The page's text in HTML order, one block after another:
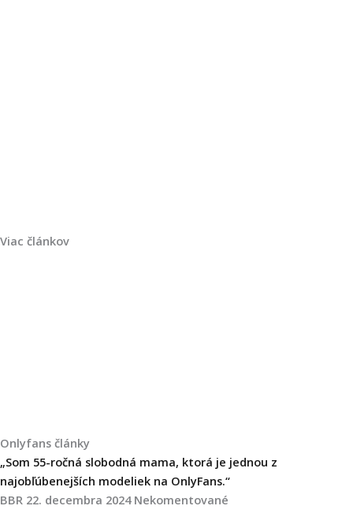
Viac článkov
Onlyfans články
„Som 55-ročná slobodná mama, ktorá je jednou z
najobľúbenejších modeliek na OnlyFans.“
BBR 22. decembra 2024 Nekomentované